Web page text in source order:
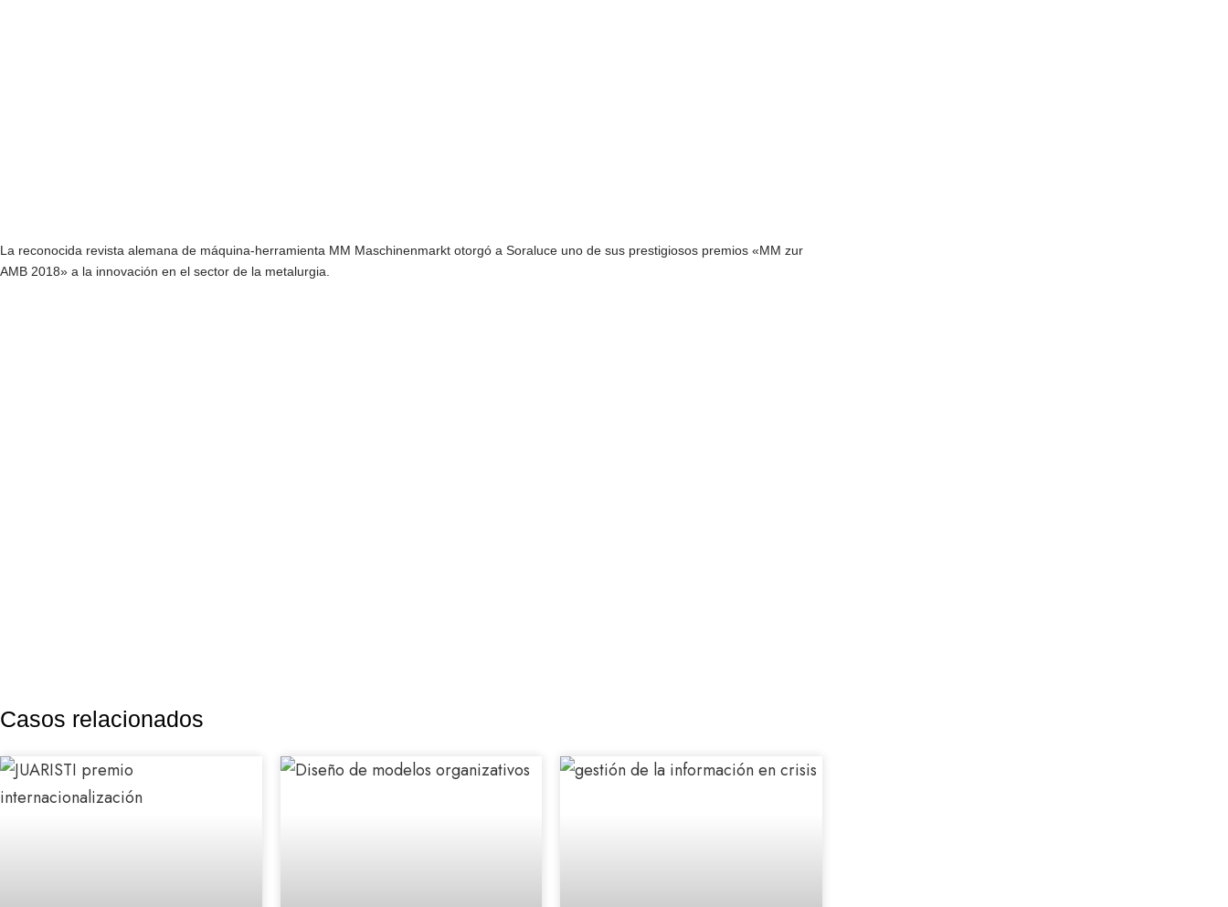
La reconocida revista alemana de máquina-herramienta MM Maschinenmarkt otorgó a Soraluce uno de sus prestigiosos premios «MM zur
AMB 2018» a la innovación en el sector de la metalurgia.
Casos relacionados